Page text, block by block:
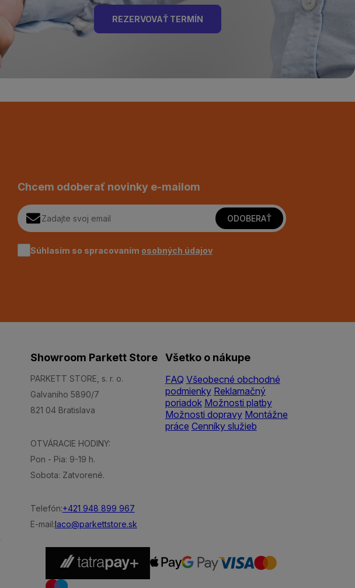
REZERVOVAŤ TERMÍN
Chcem odoberať novinky e-mailom
ODOBERAŤ
Súhlasím so spracovaním osobných údajov
Showroom Parkett Store
PARKETT STORE, s. r. o.
Galvaniho 5890/7
821 04 Bratislava
OTVÁRACIE HODINY:
Pon - Pia: 9-19 h.
Sobota: Zatvorené.
Telefón:+421 948 899 967
E-mail:laco@parkettstore.sk
Všetko o nákupe
FAQ Všeobecné obchodné
podmienky Reklamačný
poriadok Možnosti platby
Možnosti dopravy Montážne
práce Cenníky služieb